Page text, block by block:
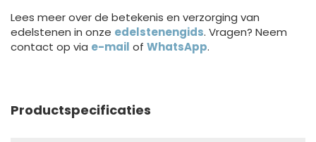
Lees meer over de betekenis en verzorging van
edelstenen in onze edelstenengids. Vragen? Neem
contact op via e-mail of WhatsApp.
Productspecificaties